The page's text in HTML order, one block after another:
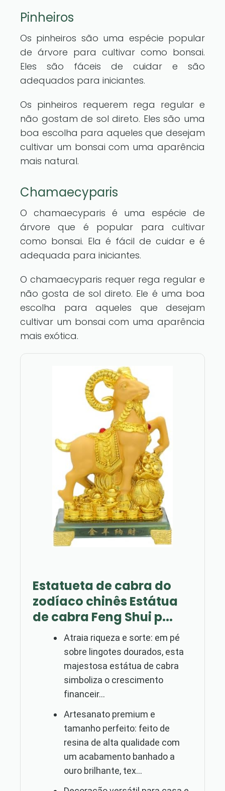
Pinheiros
Os pinheiros são uma espécie popular
de árvore para cultivar como bonsai.
Eles são fáceis de cuidar e são
adequados para iniciantes.
Os pinheiros requerem rega regular e
não gostam de sol direto. Eles são uma
boa escolha para aqueles que desejam
cultivar um bonsai com uma aparência
mais natural.
Chamaecyparis
O chamaecyparis é uma espécie de
árvore que é popular para cultivar
como bonsai. Ela é fácil de cuidar e é
adequada para iniciantes.
O chamaecyparis requer rega regular e
não gosta de sol direto. Ele é uma boa
escolha para aqueles que desejam
cultivar um bonsai com uma aparência
mais exótica.
Estatueta de cabra do
zodíaco chinês Estátua
de cabra Feng Shui p...
Atraia riqueza e sorte: em pé
sobre lingotes dourados, esta
majestosa estátua de cabra
simboliza o crescimento
financeir...
Artesanato premium e
tamanho perfeito: feito de
resina de alta qualidade com
um acabamento banhado a
ouro brilhante, tex...